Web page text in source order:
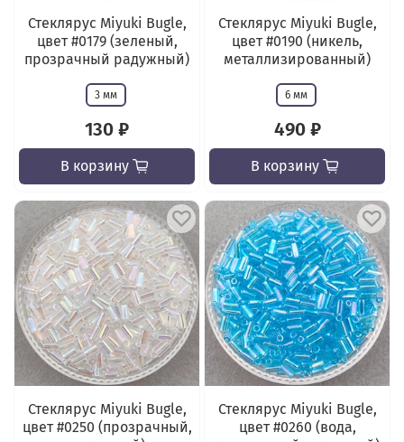
Стеклярус Miyuki Bugle,
цвет #0179 (зеленый,
прозрачный радужный)
3 мм
130 ₽
В корзину
Стеклярус Miyuki Bugle,
цвет #0190 (никель,
металлизированный)
6 мм
490 ₽
В корзину
Стеклярус Miyuki Bugle,
цвет #0250 (прозрачный,
Стеклярус Miyuki Bugle,
цвет #0260 (вода,